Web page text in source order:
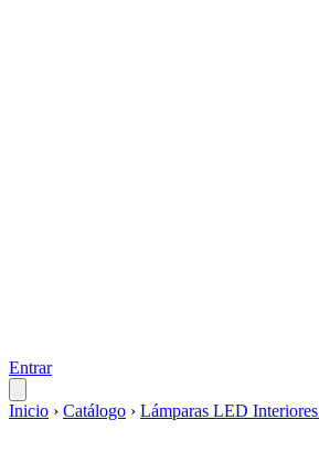
Entrar
Inicio › Catálogo › Lámparas LED Interiores